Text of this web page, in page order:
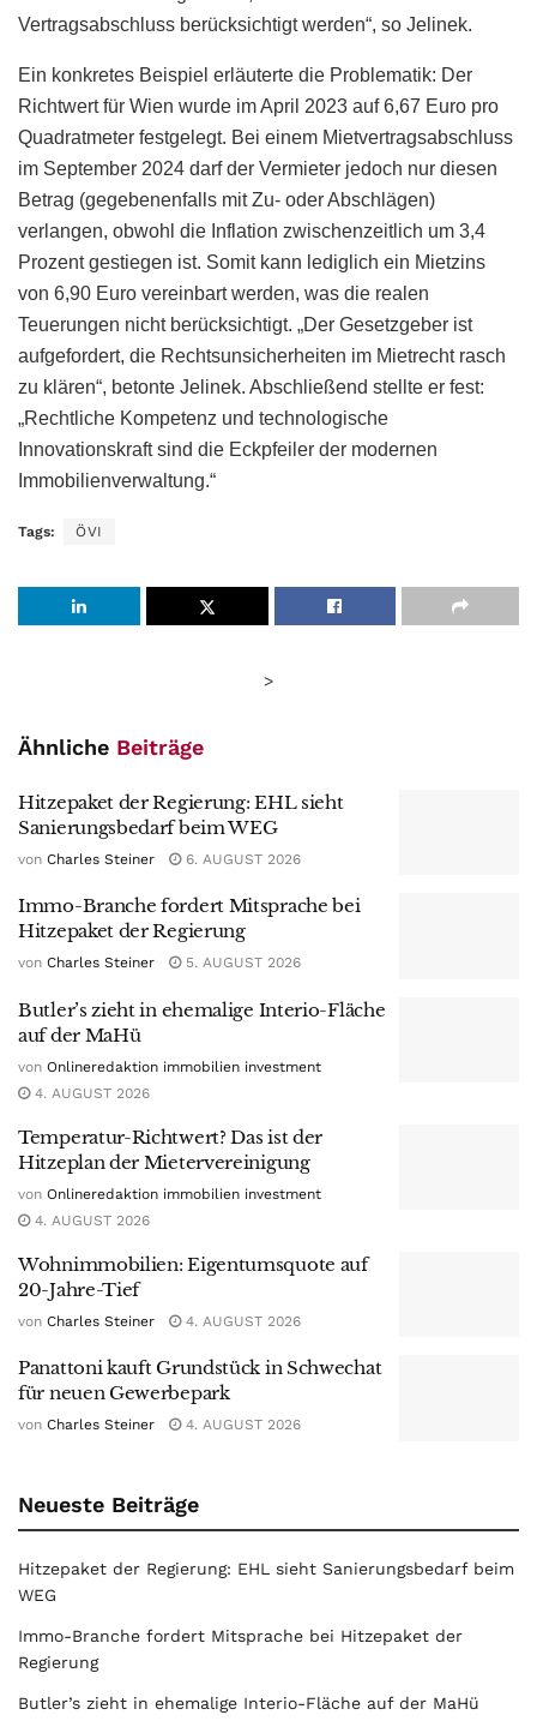
Vertragsabschluss berücksichtigt werden“, so Jelinek.
Ein konkretes Beispiel erläuterte die Problematik: Der
Richtwert für Wien wurde im April 2023 auf 6,67 Euro pro
Quadratmeter festgelegt. Bei einem Mietvertragsabschluss
im September 2024 darf der Vermieter jedoch nur diesen
Betrag (gegebenenfalls mit Zu- oder Abschlägen)
verlangen, obwohl die Inflation zwischenzeitlich um 3,4
Prozent gestiegen ist. Somit kann lediglich ein Mietzins
von 6,90 Euro vereinbart werden, was die realen
Teuerungen nicht berücksichtigt. „Der Gesetzgeber ist
aufgefordert, die Rechtsunsicherheiten im Mietrecht rasch
zu klären“, betonte Jelinek. Abschließend stellte er fest:
„Rechtliche Kompetenz und technologische
Innovationskraft sind die Eckpfeiler der modernen
Immobilienverwaltung.“
Tags: ÖVI
>
Ähnliche Beiträge
Hitzepaket der Regierung: EHL sieht
Sanierungsbedarf beim WEG
von Charles Steiner 6. AUGUST 2026
Immo-Branche fordert Mitsprache bei
Hitzepaket der Regierung
von Charles Steiner 5. AUGUST 2026
Butler’s zieht in ehemalige Interio-Fläche
auf der MaHü
von Onlineredaktion immobilien investment
4. AUGUST 2026
Temperatur-Richtwert? Das ist der
Hitzeplan der Mietervereinigung
von Onlineredaktion immobilien investment
4. AUGUST 2026
Wohnimmobilien: Eigentumsquote auf
20-Jahre-Tief
von Charles Steiner 4. AUGUST 2026
Panattoni kauft Grundstück in Schwechat
für neuen Gewerbepark
von Charles Steiner 4. AUGUST 2026
Neueste Beiträge
Hitzepaket der Regierung: EHL sieht Sanierungsbedarf beim
WEG
Immo-Branche fordert Mitsprache bei Hitzepaket der
Regierung
Butler’s zieht in ehemalige Interio-Fläche auf der MaHü